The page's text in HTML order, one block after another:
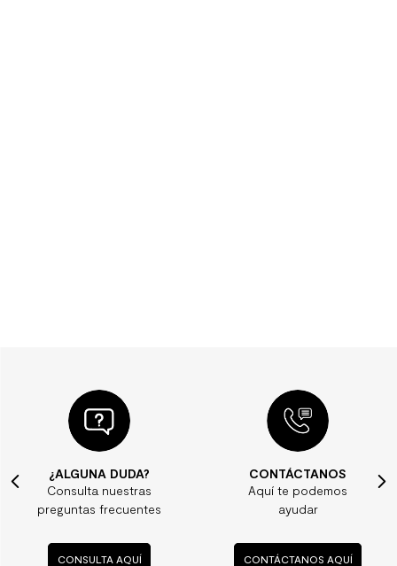
¿ALGUNA DUDA?
Consulta nuestras
preguntas frecuentes
CONSULTA AQUÍ
CONTÁCTANOS
Aquí te podemos
ayudar
CONTÁCTANOS AQUÍ